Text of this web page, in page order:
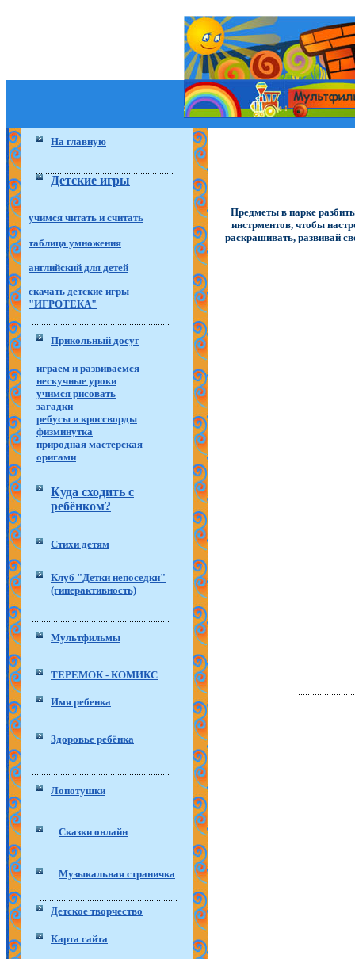
На главную
Детские игры
учимся читать и считать
таблица умножения
английский для детей
скачать детские игры
"ИГРОТЕКА"
Прикольный досуг
играем и развиваемся
нескучные уроки
учимся рисовать
загадки
ребусы и кроссворды
физминутка
природная мастерская
оригами
Куда сходить с
ребёнком?
Стихи детям
Клуб "Детки непоседки"
(гиперактивность)
Мультфильмы
ТЕРЕМОК - КОМИКС
Имя ребенка
Здоровье ребёнка
Лопотушки
Сказки онлайн
Музыкальная страничка
Детское творчество
Карта сайта
Предметы в парке
инстрментов, чтобы
раскрашивать, развивай